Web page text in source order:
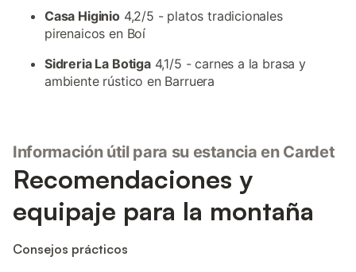
Casa Higinio4,2/5 - platos tradicionales
pirenaicos en Boí
Sidreria La Botiga4,1/5 - carnes a la brasa y
ambiente rústico en Barruera
Información útil para su estancia en Cardet
Recomendaciones y
equipaje para la montaña
Consejos prácticos